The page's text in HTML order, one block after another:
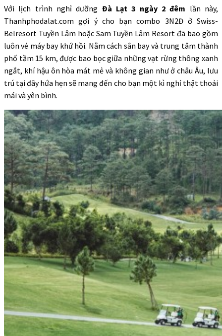
Với lịch trình nghỉ dưỡng Đà Lạt 3 ngày 2 đêm lần này,
Thanhphodalat.com gợi ý cho bạn combo 3N2Đ ở Swiss-
Belresort Tuyền Lâm hoặc Sam Tuyền Lâm Resort đã bao gồm
luôn vé máy bay khứ hồi. Nằm cách sân bay và trung tâm thành
phố tầm 15 km, được bao bọc giữa những vạt rừng thông xanh
ngắt, khí hậu ôn hòa mát mẻ và không gian như ở châu Âu, lưu
trú tại đây hứa hẹn sẽ mang đến cho bạn một kì nghỉ thật thoải
mái và yên bình.